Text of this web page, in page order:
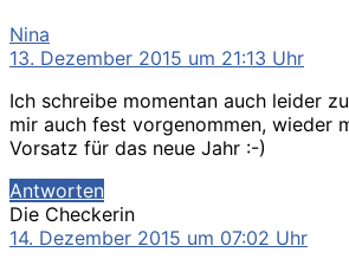
Nina
13. Dezember 2015 um 21:13 Uhr
Ich schreibe momentan auch leider
mir auch fest vorgenommen, wieder
Vorsatz für das neue Jahr :-)
Antworten
Die Checkerinsagt:
14. Dezember 2015 um 07:02 Uhr